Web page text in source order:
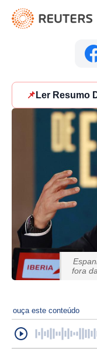
📌 Ler Resumo
fora
ouça este conteúdo